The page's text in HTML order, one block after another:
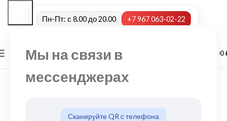
Мы на связи в
мессенджерах
Сканируйте QR с телефона
Пн-Пт: с 8.00 до 20.00 +7 967 063-02-22
МЕНЮ 0,00